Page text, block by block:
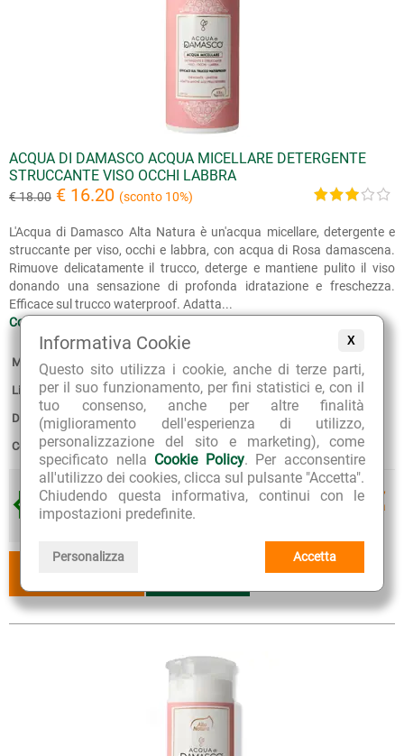
X
Informativa Cookie
Questo sito utilizza i cookie, anche di terze parti,
per il suo funzionamento, per fini statistici e, con il
tuo consenso, anche per altre finalità
(miglioramento dell'esperienza di utilizzo,
personalizzazione del sito e marketing), come
specificato nella Cookie Policy. Per acconsentire
all'utilizzo dei cookies, clicca sul pulsante "Accetta".
Chiudendo questa informativa, continui con le
impostazioni predefinite.
Personalizza Accetta
ACQUA DI DAMASCO ACQUA MICELLARE DETERGENTE
STRUCCANTE VISO OCCHI LABBRA
€ 18.00 € 16.20 (sconto 10%)
L'Acqua di Damasco Alta Natura è un'acqua micellare, detergente e
struccante per viso, occhi e labbra, con acqua di Rosa damascena.
Rimuove delicatamente il trucco, deterge e mantiene pulito il viso
donando una sensazione di profonda idratazione e freschezza.
Efficace sul trucco waterproof. Adatta...
Continua >>
Marca: Alta Natura
Linea: Acqua di Damasco
Disponibilità: 6
Confezione: 500 ml
Acquista tre prodotti diversi della linea Acqua di Damasco,
in omaggio l'elegante Beauty Pochette, pratica e raffinata
per portare con te i tuoi prodotti preferiti.